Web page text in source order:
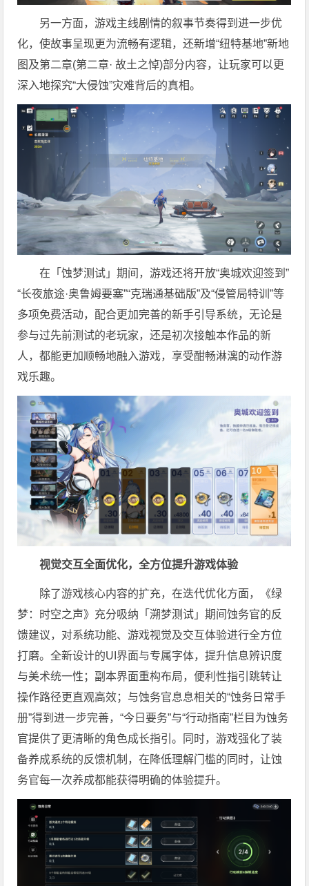
另一方面，游戏主线剧情的叙事节奏得到进一步优
化，使故事呈现更为流畅有逻辑，还新增“纽特基地”新地
图及第二章(第二章· 故土之悼)部分内容，让玩家可以更
深入地探究“大侵蚀”灾难背后的真相。
在「蚀梦测试」期间，游戏还将开放“奥城欢迎签到”
“长夜旅途·奥鲁姆要塞”“克瑞通基础版”及“侵管局特训”等
多项免费活动，配合更加完善的新手引导系统，无论是
参与过先前测试的老玩家，还是初次接触本作品的新
人，都能更加顺畅地融入游戏，享受酣畅淋漓的动作游
戏乐趣。
视觉交互全面优化，全方位提升游戏体验
除了游戏核心内容的扩充，在迭代优化方面，《绿
梦：时空之声》充分吸纳「溯梦测试」期间蚀务官的反
馈建议，对系统功能、游戏视觉及交互体验进行全方位
打磨。全新设计的UI界面与专属字体，提升信息辨识度
与美术统一性；副本界面重构布局，便利性指引跳转让
操作路径更直观高效；与蚀务官息息相关的“蚀务日常手
册”得到进一步完善，“今日要务”与“行动指南”栏目为蚀务
官提供了更清晰的角色成长指引。同时，游戏强化了装
备养成系统的反馈机制，在降低理解门槛的同时，让蚀
务官每一次养成都能获得明确的体验提升。